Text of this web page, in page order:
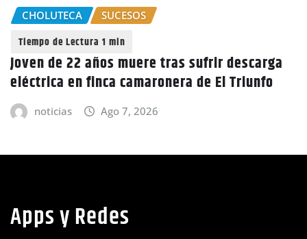
CHOLUTECA SUCESOS
Joven de 22 años muere tras sufrir descarga
eléctrica en finca camaronera de El Triunfo
noticias Ago 7, 2026
Apps y Redes